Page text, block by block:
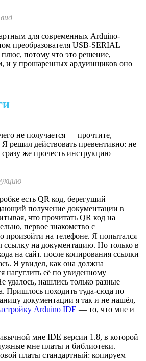
использует открытую архитектуру
скромной для контроллеров этой
частотой 32 МГц. На кристалле
по нынешним меркам объём
периферии есть восемь
два канала 12-битного ЦАП,
часы реального времени, шесть
все стандартные интерфейсы:
по две штуки.
документации
объёмом 8 килобайт. Это не
думают по беглому
С ней всё интереснее: это внешняя
QSPI. На платах «Элрона» она
8 до 32 мегабайт — больше, чем на
вместо IRAM здесь используется
Это, конечно, влияет на